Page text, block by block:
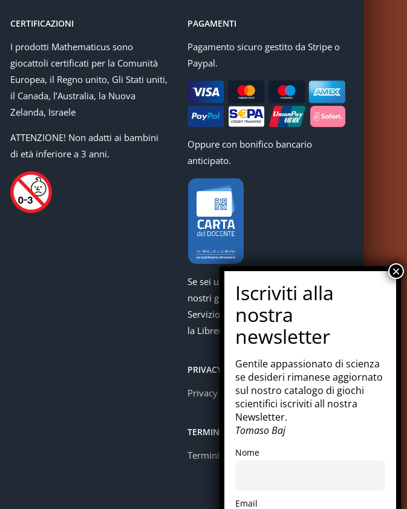
CERTIFICAZIONI
I prodotti Mathematicus sono
giocattoli certificati per la Comunità
Europea, il Regno unito, Gli Stati uniti,
il Canada, l’Australia, la Nuova
Zelanda, Israele
ATTENZIONE! Non adatti ai bambini
di età inferiore a 3 anni.
PAGAMENTI
Pagamento sicuro gestito da Stripe o
Paypal.
Oppure con bonifico bancario
anticipato.
Se sei un docente puoi acquistare i
nostri giochi con la carta del docente.
Servizio offerto in collaborazione con
la Libreria Colosi di Messina.
PRIVACY
Privacy policy
TERMINI E CONDIZIONI
Termini e condizioni
Gentile appassionato di scienza
se desideri rimanese aggiornato
sul nostro catalogo di giochi
scientifici iscriviti all nostra
Newsletter.
Tomaso Baj
Nome
Email